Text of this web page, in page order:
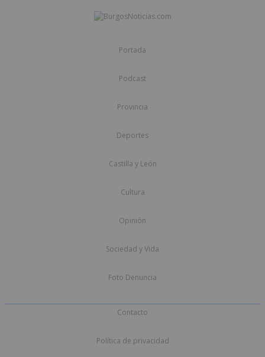
Portada
Podcast
Provincia
Deportes
Castilla y León
Cultura
Opinión
Sociedad y Vida
Foto Denuncia
Contacto
Política de privacidad